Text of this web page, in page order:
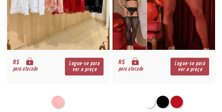
R$
para atacado
Logue-se para
ver o preço
R$
para atacado
Logue-se para
ver o preço